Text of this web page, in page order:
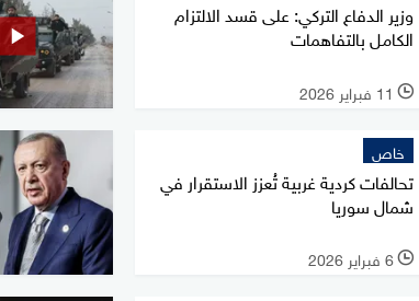
وزير الدفاع التركي: على قسد الالتزام
الكامل بالتفاهمات
l 11 فبراير 2026
خاص
تحالفات كردية غربية تُعزز الاستقرار في
شمال سوريا
l 6 فبراير 2026